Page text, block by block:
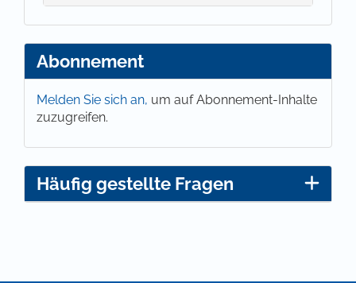
Abonnement
Melden Sie sich an, um auf Abonnement-Inhalte
zuzugreifen.
Häufig gestellte Fragen